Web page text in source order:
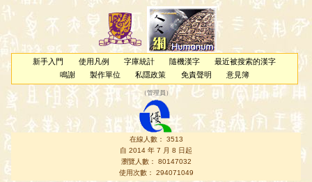
新手入門 使用凡例 字庫統計 隨機漢字
最近被搜索的漢字
鳴謝
製作單位 私隱政策 免責聲明 意見簿
（管理員 ）
在線人數： 3513
自 2014 年 7 月 8 日起
瀏覽人數： 80147032
使用次數： 294071049